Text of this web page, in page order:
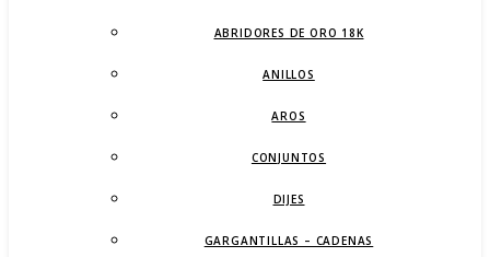
ABRIDORES DE ORO 18K
ANILLOS
AROS
CONJUNTOS
DIJES
GARGANTILLAS – CADENAS